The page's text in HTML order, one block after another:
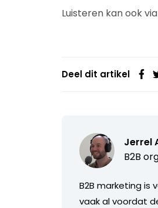
Luisteren kan ook via
Deel dit artikel
Jerrel
B2B
B2B marketing is
vaak al voordat